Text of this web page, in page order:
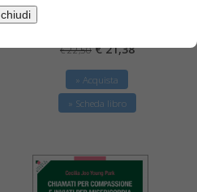
Esegesi e dogma in favore del percorso
€ 22,50 € 21,38
» Acquista
» Scheda libro
chiudi